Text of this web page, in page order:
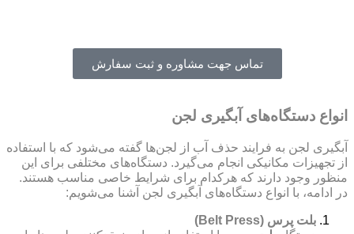
تماس جهت مشاوره و ثبت سفارش
انواع دستگاه‌های آبگیری لجن
آبگیری لجن به فرایند حذف آب از لجن‌ها گفته می‌شود که با استفاده
از تجهیزات مکانیکی انجام می‌گیرد. دستگاه‌های مختلفی برای این
منظور وجود دارند که هرکدام برای شرایط خاصی مناسب هستند.
در ادامه، با انواع دستگاه‌های آبگیری لجن آشنا می‌شویم:
بلت پرس (Belt Press)